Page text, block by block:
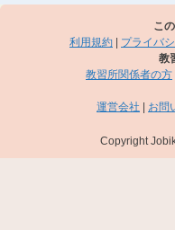
こ
利用規約
プライバ
教
教習所関係者の方
運営会社
お問
Copyright